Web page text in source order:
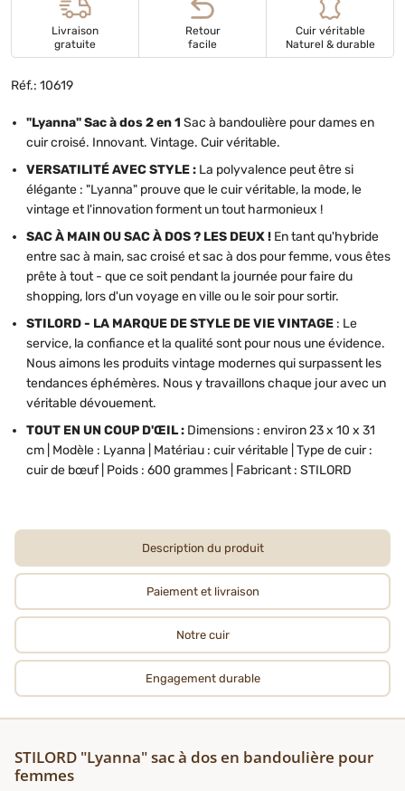
Livraison
gratuite
Retour
facile
Cuir véritable
Naturel & durable
Réf.: 10619
"Lyanna" Sac à dos 2 en 1 Sac à bandoulière pour dames en
cuir croisé. Innovant. Vintage. Cuir véritable.
VERSATILITÉ AVEC STYLE : La polyvalence peut être si
élégante : "Lyanna" prouve que le cuir véritable, la mode, le
vintage et l'innovation forment un tout harmonieux !
SAC À MAIN OU SAC À DOS ? LES DEUX ! En tant qu'hybride
entre sac à main, sac croisé et sac à dos pour femme, vous êtes
prête à tout - que ce soit pendant la journée pour faire du
shopping, lors d'un voyage en ville ou le soir pour sortir.
STILORD - LA MARQUE DE STYLE DE VIE VINTAGE : Le
service, la confiance et la qualité sont pour nous une évidence.
Nous aimons les produits vintage modernes qui surpassent les
tendances éphémères. Nous y travaillons chaque jour avec un
véritable dévouement.
TOUT EN UN COUP D'ŒIL : Dimensions : environ 23 x 10 x 31
cm | Modèle : Lyanna | Matériau : cuir véritable | Type de cuir :
cuir de bœuf | Poids : 600 grammes | Fabricant : STILORD
Description du produit
Paiement et livraison
Notre cuir
Engagement durable
STILORD "Lyanna" sac à dos en bandoulière pour
femmes